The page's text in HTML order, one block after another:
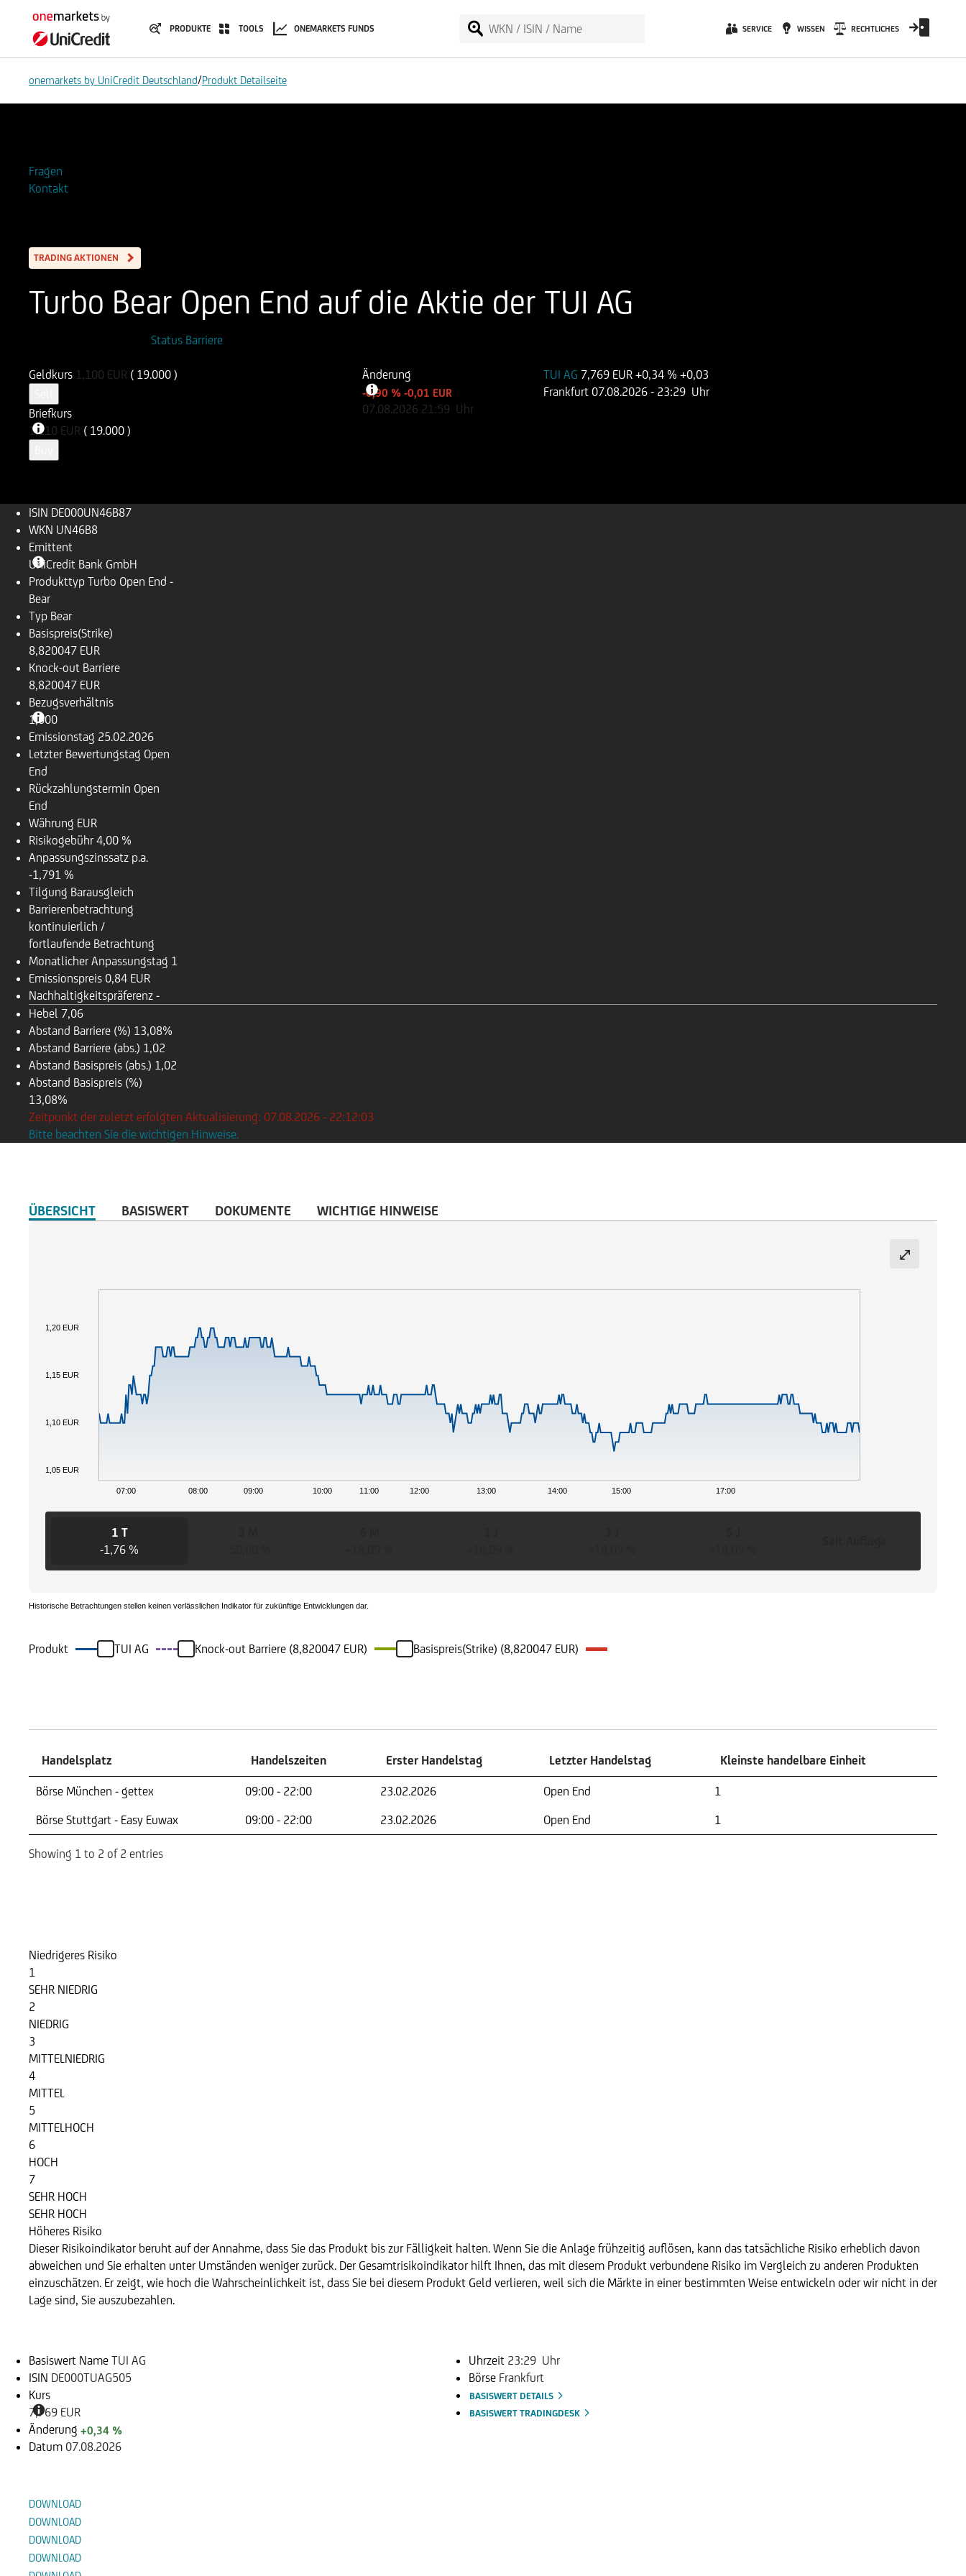
PRODUKTE TOOLS ONEMARKETS FUNDS SERVICE WISSEN RECHTLICHES
onemarkets by UniCredit Deutschland/Produkt Detailseite
Fragen
Kontakt
TRADING AKTIONEN
Turbo Bear Open End auf die Aktie der TUI AG
Status Barriere
Geldkurs 1,100 EUR ( 19.000 )
Briefkurs
1,110 EUR ( 19.000 )
Änderung
-0,90 % -0,01 EUR
07.08.2026 21:59 Uhr
TUI AG 7,769 EUR +0,34 %+0,03
Frankfurt 07.08.2026 - 23:29 Uhr
ISIN DE000UN46B87
WKN UN46B8
Emittent
UniCredit Bank GmbH
Produkttyp Turbo Open End -
Bear
Typ Bear
Basispreis(Strike)
8,820047 EUR
Knock-out Barriere
8,820047 EUR
Bezugsverhältnis
1,000
Emissionstag 25.02.2026
Letzter Bewertungstag Open
End
Rückzahlungstermin Open
End
Währung EUR
Risikogebühr 4,00 %
Anpassungszinssatz p.a.
-1,791 %
Tilgung Barausgleich
Barrierenbetrachtung
kontinuierlich /
fortlaufende Betrachtung
Monatlicher Anpassungstag 1
Emissionspreis 0,84 EUR
Nachhaltigkeitspräferenz -
Hebel 7,06
Abstand Barriere (%) 13,08%
Abstand Barriere (abs.) 1,02
Abstand Basispreis (abs.) 1,02
Abstand Basispreis (%)
13,08%
Zeitpunkt der zuletzt erfolgten Aktualisierung: 07.08.2026 - 22:12:03
Bitte beachten Sie die wichtigen Hinweise.
ÜBERSICHT BASISWERT DOKUMENTE WICHTIGE HINWEISE
07:00 08:00 09:00 10:00 11:00 12:00 13:00 14:00 15:00 17:00
1,05 EUR
1,10 EUR
1,15 EUR
1,20 EUR
1 T
-1,76 %
Historische Betrachtungen stellen keinen verlässlichen Indikator für zukünftige Entwicklungen dar.
Produkt TUI AG Knock-out Barriere (8,820047 EUR) Basispreis(Strike) (8,820047 EUR)
Handelsplatz Handelszeiten Erster Handelstag Letzter Handelstag
Kleinste handelbare Einheit
Handelsplatz
Handelszeiten Erster Handelstag Letzter Handelstag
Börse München - gettex 09:00 - 22:00 23.02.2026 Open End
1
Börse Stuttgart - Easy Euwax
09:00 - 22:00 23.02.2026 Open End 1
Showing 1 to 2 of 2 entries
Niedrigeres Risiko
1
SEHR NIEDRIG
2
NIEDRIG
3
MITTELNIEDRIG
4
MITTEL
5
MITTELHOCH
6
HOCH
7
SEHR HOCH
SEHR HOCH
Höheres Risiko
Dieser Risikoindikator beruht auf der Annahme, dass Sie das Produkt bis zur Fälligkeit halten. Wenn Sie die Anlage frühzeitig auflösen, kann das tatsächliche Risiko erheblich davon
abweichen und Sie erhalten unter Umständen weniger zurück. Der Gesamtrisikoindikator hilft Ihnen, das mit diesem Produkt verbundene Risiko im Vergleich zu anderen Produkten
einzuschätzen. Er zeigt, wie hoch die Wahrscheinlichkeit ist, dass Sie bei diesem Produkt Geld verlieren, weil sich die Märkte in einer bestimmten Weise entwickeln oder wir nicht in der
Lage sind, Sie auszubezahlen.
Basiswert Name TUI AG
ISIN DE000TUAG505
Kurs
7,769 EUR
Änderung +0,34 %
Datum 07.08.2026
Uhrzeit 23:29 Uhr
Börse Frankfurt
BASISWERT DETAILS
BASISWERT TRADINGDESK
DOWNLOAD
DOWNLOAD
DOWNLOAD
DOWNLOAD